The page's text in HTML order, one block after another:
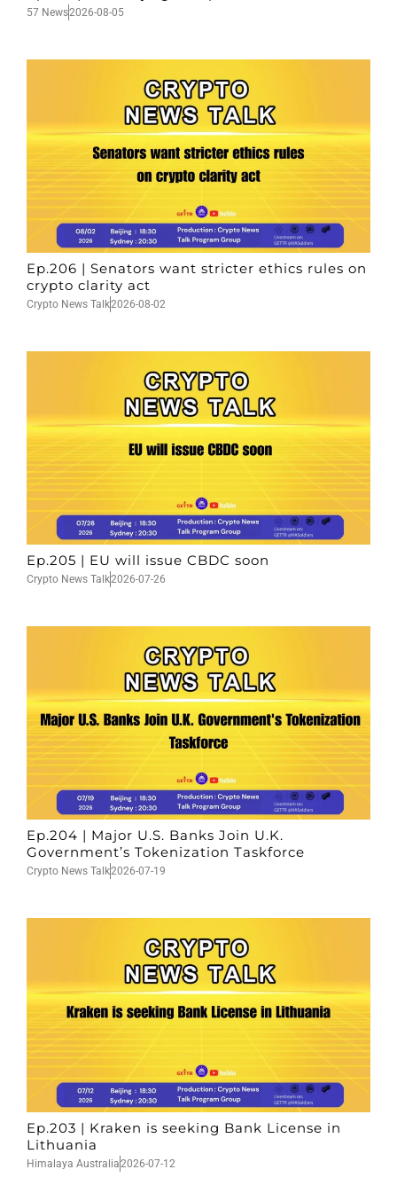
57 News2026-08-05
Ep.206 | Senators want stricter ethics rules on
crypto clarity act
Crypto News Talk2026-08-02
Ep.205 | EU will issue CBDC soon
Crypto News Talk2026-07-26
Ep.204 | Major U.S. Banks Join U.K.
Government’s Tokenization Taskforce
Crypto News Talk2026-07-19
Ep.203 | Kraken is seeking Bank License in
Lithuania
Himalaya Australia2026-07-12